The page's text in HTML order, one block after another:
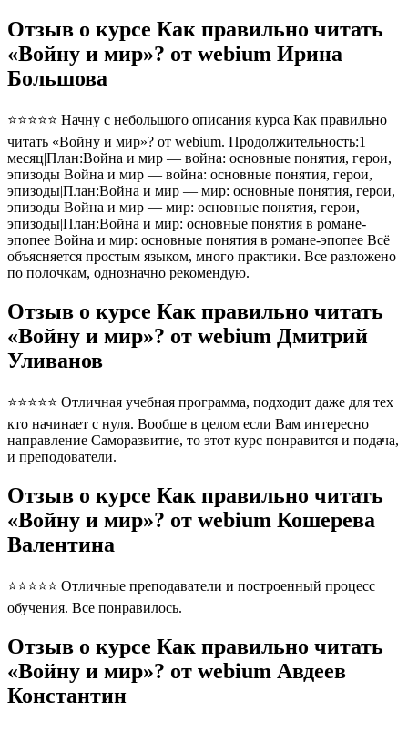
Отзыв о курсе Как правильно читать
«Войну и мир»? от webium Ирина
Большова
⭐⭐⭐⭐⭐ Начну с небольшого описания курса Как правильно
читать «Войну и мир»? от webium. Продолжительность:1
месяц|План:Война и мир — война: основные понятия, герои,
эпизоды Война и мир — война: основные понятия, герои,
эпизоды|План:Война и мир — мир: основные понятия, герои,
эпизоды Война и мир — мир: основные понятия, герои,
эпизоды|План:Война и мир: основные понятия в романе-
эпопее Война и мир: основные понятия в романе-эпопее Всё
объясняется простым языком, много практики. Все разложено
по полочкам, однозначно рекомендую.
Отзыв о курсе Как правильно читать
«Войну и мир»? от webium Дмитрий
Уливанов
⭐⭐⭐⭐⭐ Отличная учебная программа, подходит даже для тех
кто начинает с нуля. Вообше в целом если Вам интересно
направление Саморазвитие, то этот курс понравится и подача,
и преподователи.
Отзыв о курсе Как правильно читать
«Войну и мир»? от webium Кошерева
Валентина
⭐⭐⭐⭐⭐ Отличные преподаватели и построенный процесс
обучения. Все понравилось.
Отзыв о курсе Как правильно читать
«Войну и мир»? от webium Авдеев
Константин